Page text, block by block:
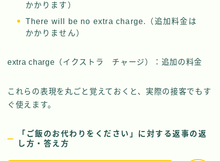
かかります）
There will be no extra charge.（追加料金は
かかりません）
extra charge（イクストラ チャージ）：追加の料金
これらの表現を丸ごと覚えておくと、実際の接客でもす
ぐ使えます。
「ご飯のお代わりをください」に対する返事の返
し方・答え方